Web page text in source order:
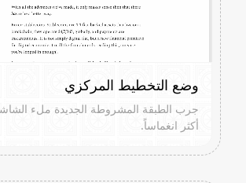
وضع التخطيط المركزي
جرب الطبقة المشروطة الجديدة ملء
أكثر انغماساً.